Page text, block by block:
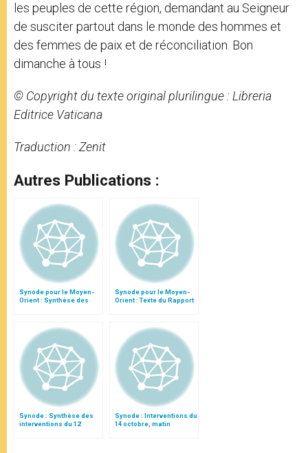
les peuples de cette région, demandant au Seigneur
de susciter partout dans le monde des hommes et
des femmes de paix et de réconciliation. Bon
dimanche à tous !
© Copyright du texte original plurilingue : Libreria
Editrice Vaticana
Traduction : Zenit
Autres Publications :
Synode pour le Moyen-
Orient : Synthèse des
Synode pour le Moyen-
Orient : Texte du Rapport
Synode : Synthèse des
interventions du 12
octobre (matin)
Synode : Interventions du
14 octobre, matin